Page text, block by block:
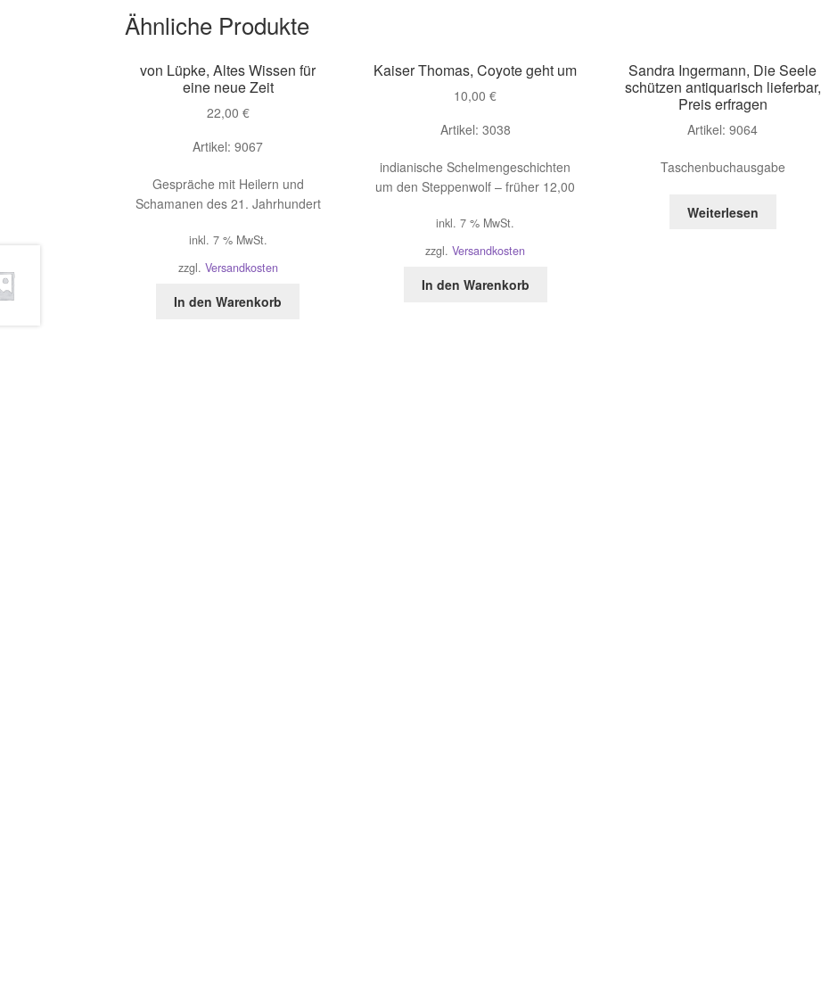
Ähnliche Produkte
von Lüpke, Altes Wissen für
eine neue Zeit
22,00 €
Artikel: 9067
Gespräche mit Heilern und
Schamanen des 21. Jahrhundert
inkl. 7 % MwSt.
zzgl. Versandkosten
In den Warenkorb
Kaiser Thomas, Coyote geht um
10,00€
Artikel: 3038
indianische Schelmengeschichten
um den Steppenwolf – früher 12,00
inkl. 7 % MwSt.
zzgl.Versandkosten
In den Warenkorb
Sandra Ingermann, Die Seele
schützen antiquarisch lieferbar,
Preis erfragen
Artikel: 9064
Taschenbuchausgabe
Weiterlesen